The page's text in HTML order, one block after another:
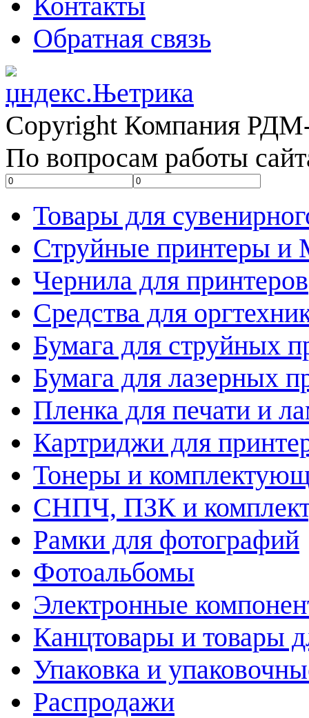
Обратная связь
Copyright Компания
По вопросам работы
Товары для
Струйные принтеры
Чернила для принтеров
Средства для
Бумага для струйных
Бумага для лазерных
Пленка для печати и
Картриджи для
Тонеры и
СНПЧ, ПЗК и
Рамки для фотографий
Фотоальбомы
Электронные
Канцтовары и товары
Упаковка и
Распродажи